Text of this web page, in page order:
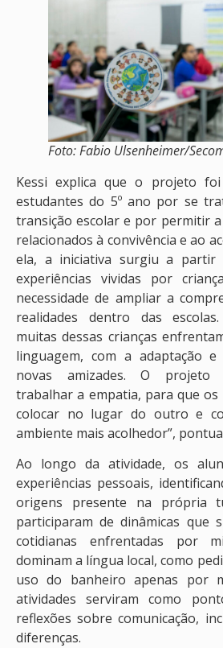
Foto: Fabio Ulsenheimer/
Kessi explica que o projeto foi
estudantes do 5º ano por se
transição escolar e por permitir a
relacionados à convivência e ao
ela, a iniciativa surgiu a partir
experiências vividas por
necessidade de ampliar a
realidades dentro das
muitas dessas crianças
linguagem, com a adaptação
novas amizades. O projeto
trabalhar a empatia, para que os
colocar no lugar do outro e
ambiente mais acolhedor”,
Ao longo da atividade, os
experiências pessoais,
origens presente na própria
participaram de dinâmicas que
cotidianas enfrentadas por
dominam a língua local, como
uso do banheiro apenas por
atividades serviram como
reflexões sobre comunicação,
diferenças.